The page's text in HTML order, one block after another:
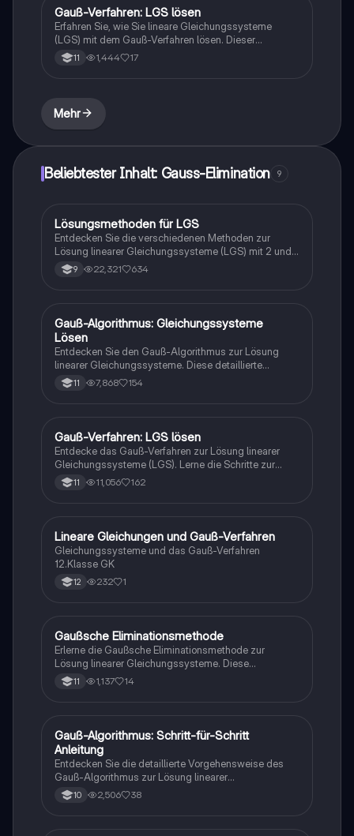
Mathe
Gauß-Verfahren: LGS lösen
Erfahren Sie, wie Sie lineare Gleichungssysteme
(LGS) mit dem Gauß-Verfahren lösen. Dieser
Leitfaden behandelt die erlaubten Rechenoperationen,
die Umformung in Stufenform und bietet ein
verbessern möchten.
11 1,444 17
Mehr
Beliebtester Inhalt: Gauss-Elimination 9
Mathe
Lösungsmethoden für LGS
Entdecken Sie die verschiedenen Methoden zur
Lösung linearer Gleichungssysteme (LGS) mit 2 und
3 Variablen. Erfahren Sie mehr über das
Einsetzungsverfahren, Gleichsetzungsverfahren,
vertiefen möchten.
9 22,321 634
Mathe
Gauß-Algorithmus: Gleichungssysteme
Lösen
Entdecken Sie den Gauß-Algorithmus zur Lösung
linearer Gleichungssysteme. Diese detaillierte
Anleitung umfasst den Ablauf der Eliminierung von
Variablen, Schritt-für-Schritt-Rechnungen und die
linearen Algebra verbessern möchten.
11 7,868 154
Mathe
Gauß-Verfahren: LGS lösen
Entdecke das Gauß-Verfahren zur Lösung linearer
Gleichungssysteme (LGS). Lerne die Schritte zur
Zeilenstufenform, die Bedeutung von
Äquivalenztransformationen und die drei
Ideal für Studierende, die ihre numerischen
Fähigkeiten verbessern möchten.
11 11,056 162
Mathe
Lineare Gleichungen und Gauß-Verfahren
Gleichungssysteme und das Gauß-Verfahren
12.Klasse GK
12 232 1
Mathe
Gaußsche Eliminationsmethode
Erlerne die Gaußsche Eliminationsmethode zur
Lösung linearer Gleichungssysteme. Diese
Zusammenfassung bietet eine klare Schritt-für-
Schritt-Anleitung, Beispiele und Übungsaufgaben mit
11 1,137 14
Mathe
Gauß-Algorithmus: Schritt-für-Schritt
Anleitung
Entdecken Sie die detaillierte Vorgehensweise des
Gauß-Algorithmus zur Lösung linearer
Gleichungssysteme. Diese Zusammenfassung bietet
ein Beispiel zur Anwendung des Verfahrens,
10 2,506 38